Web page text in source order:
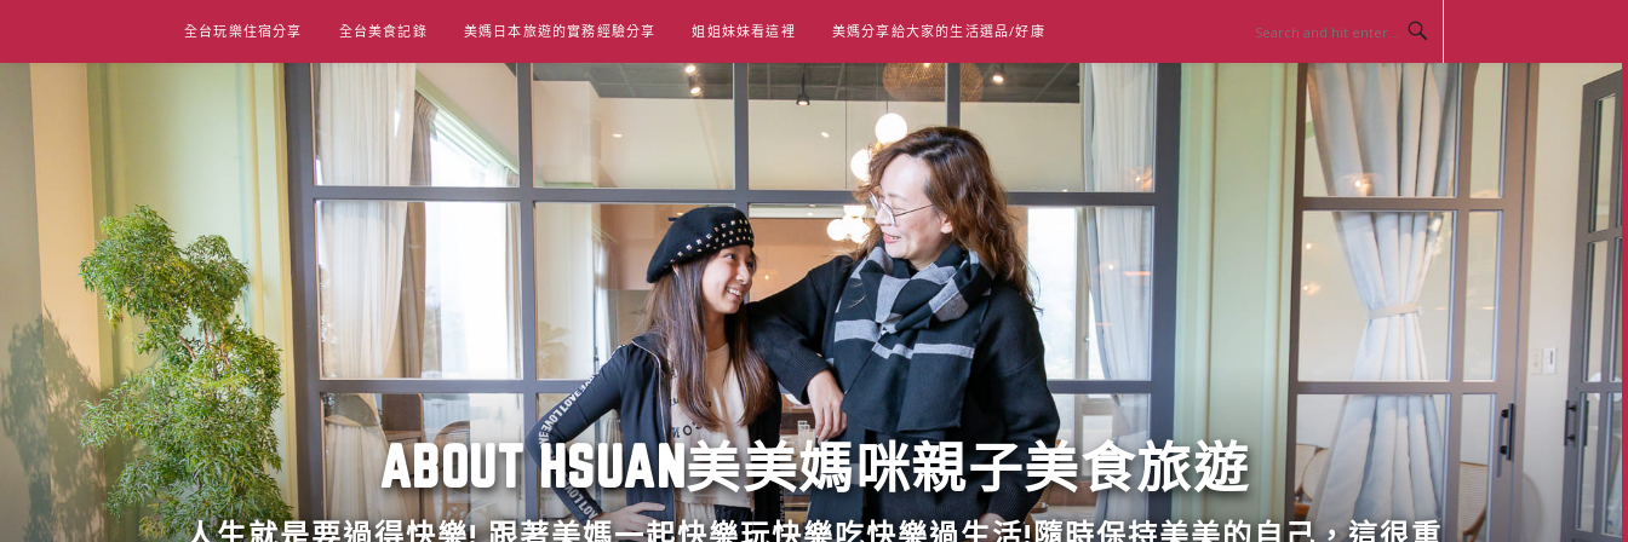
content
全台玩樂住宿分享 全台美食記錄 美媽日本旅遊的實務經驗分享 姐姐妹妹看這裡 美媽分享給大家的生活選品/好康
ABOUT HSUAN美美媽咪親子美食旅遊